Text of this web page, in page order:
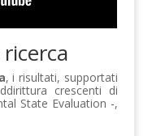
, i risultati, supportati
crescenti di
State Evaluation -,